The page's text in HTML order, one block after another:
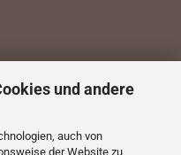
und andere
auch von
der Website zu